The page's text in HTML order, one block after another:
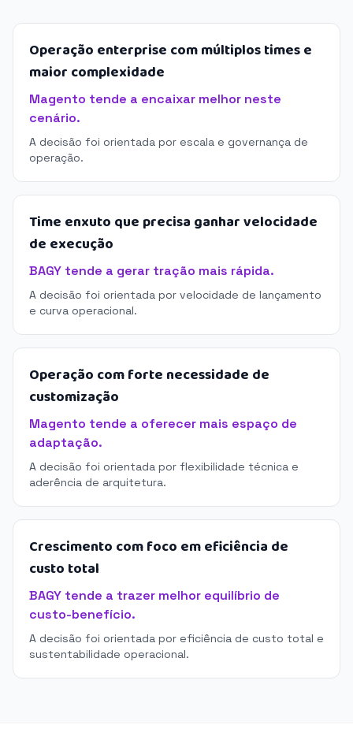
Operação enterprise com múltiplos times e
maior complexidade
Magento tende a encaixar melhor neste
cenário.
A decisão foi orientada por escala e governança de
operação.
Time enxuto que precisa ganhar velocidade
de execução
BAGY tende a gerar tração mais rápida.
A decisão foi orientada por velocidade de lançamento
e curva operacional.
Operação com forte necessidade de
customização
Magento tende a oferecer mais espaço de
adaptação.
A decisão foi orientada por flexibilidade técnica e
aderência de arquitetura.
Crescimento com foco em eficiência de
custo total
BAGY tende a trazer melhor equilíbrio de
custo-benefício.
A decisão foi orientada por eficiência de custo total e
sustentabilidade operacional.